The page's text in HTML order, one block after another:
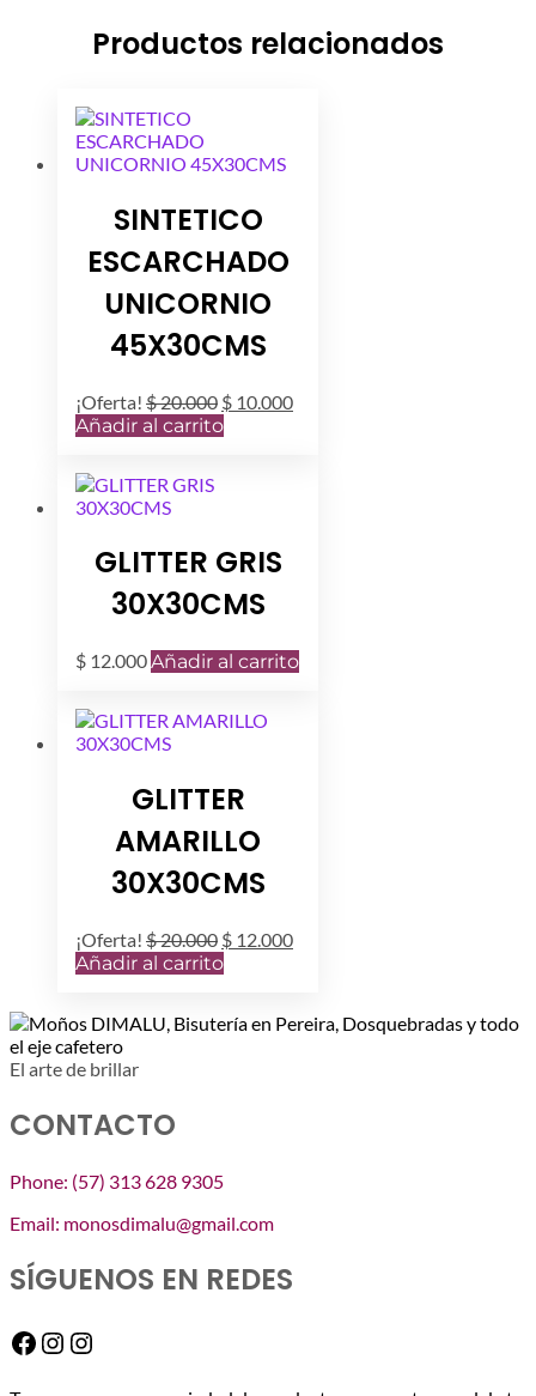
Productos relacionados
SINTETICO
ESCARCHADO
UNICORNIO
45X30CMS
¡Oferta! $20.000 El
precio
$ 10.000El
Añadir al carrito
GLITTER GRIS
30X30CMS
$ 12.000Añadir al carrito
GLITTER
AMARILLO
30X30CMS
¡Oferta! $20.000 El
precio
$ 20.000.
$ 12.000El
$ 12.000.
Añadir al carrito
El arte de brillar
CONTACTO
Phone: (57) 313 628 9305
Email: monosdimalu@gmail.com
SÍGUENOS EN REDES
Facebook
Instagram
Instagram